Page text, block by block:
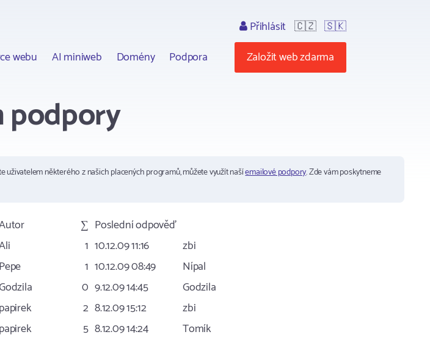
webu AI miniweb Domény Podpora
Přihlásit 🇨🇿 🇸🇰
Založit web zdarma
podpory
uživatelem některého z našich placených programů, můžete využít našíemailové podpory. Zde vám poskytneme
∑ Poslední odpověď
1 10.12.09 11:16
zbi
Pepe 1 10.12.09 08:49
Nípal
0 9.12.09 14:45
Godzila
papirek 2 8.12.09 15:12
zbi
papirek 5 8.12.09 14:24
Tomík